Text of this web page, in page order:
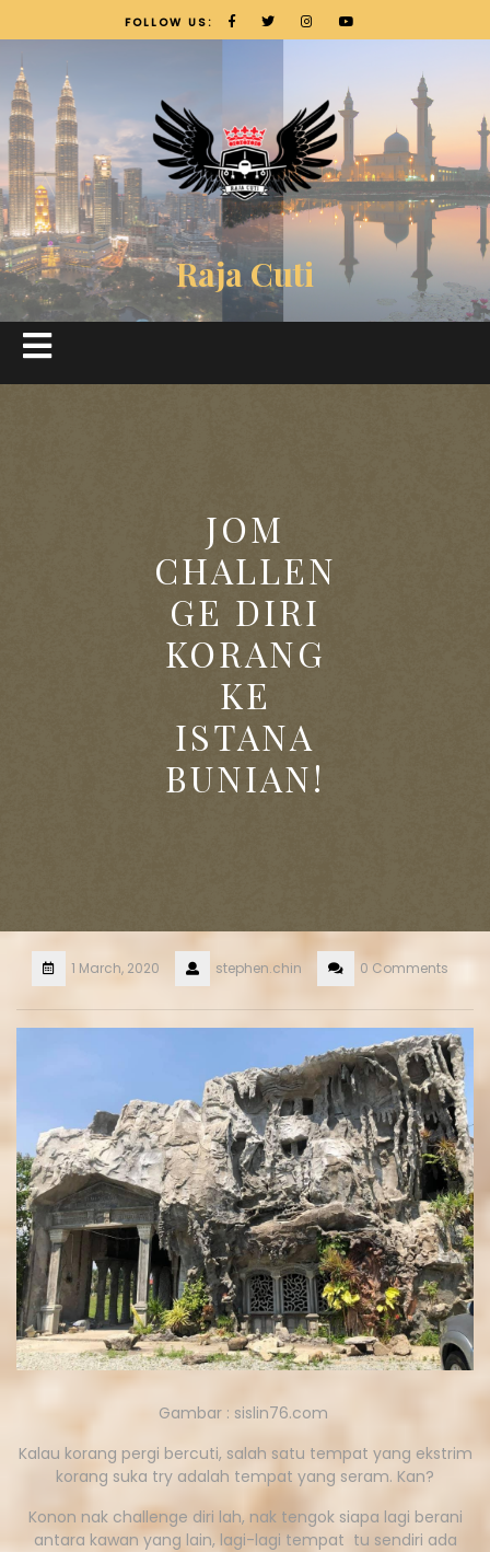
FOLLOW US:
Raja Cuti
JOM
CHALLEN
GE DIRI
KORANG
KE
ISTANA
BUNIAN!
1 March, 2020 stephen.chin 0 Comments
Gambar : sislin76.com
Kalau korang pergi bercuti, salah satu tempat yang ekstrim
korang suka try adalah tempat yang seram. Kan?
Konon nak challenge diri lah, nak tengok siapa lagi berani
antara kawan yang lain, lagi-lagi tempat tu sendiri ada